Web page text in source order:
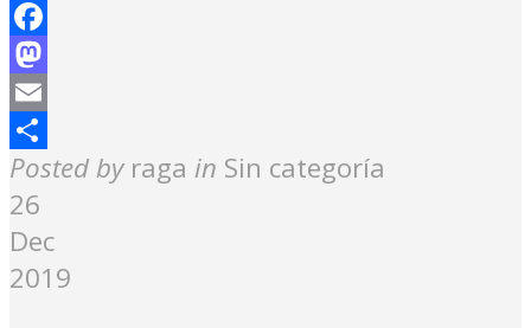
Facebook
Mastodon
Email
Share
Posted by raga in Sin categoría
26
Dec
2019